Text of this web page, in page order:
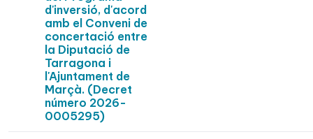
d'inversió, d'acord
amb el Conveni de
concertació entre
la Diputació de
Tarragona i
l'Ajuntament de
Marçà. (Decret
número 2026-
0005295)